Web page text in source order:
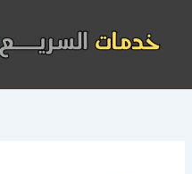
المحتوى